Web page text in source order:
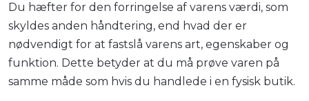
Du hæfter for den forringelse af varens værdi, som
skyldes anden håndtering, end hvad der er
nødvendigt for at fastslå varens art, egenskaber og
funktion. Dette betyder at du må prøve varen på
samme måde som hvis du handlede i en fysisk butik.